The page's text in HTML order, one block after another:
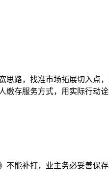
思路，找准市场拓展切入点
存服务方式，用实际行动诠
不能补打，业主务必妥善保